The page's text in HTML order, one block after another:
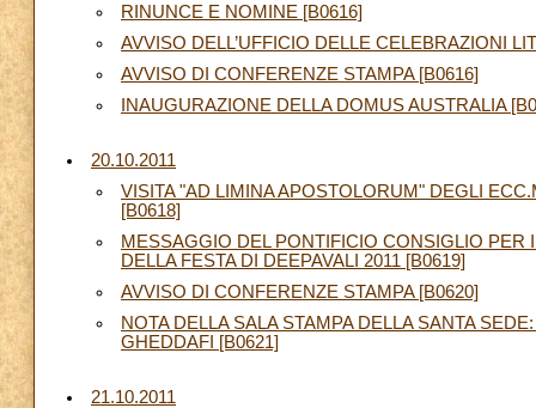
RINUNCE E NOMINE [B0616]
AVVISO DELL’UFFICIO DELLE CELEBRAZIONI
AVVISO DI CONFERENZE STAMPA [B0616]
INAUGURAZIONE DELLA DOMUS AUSTRALIA
20.10.2011
VISITA "AD LIMINA APOSTOLORUM" DEGLI
[B0618]
MESSAGGIO DEL PONTIFICIO CONSIGLIO
DELLA FESTA DI DEEPAVALI 2011 [B0619]
AVVISO DI CONFERENZE STAMPA [B0620]
NOTA DELLA SALA STAMPA DELLA SANTA
GHEDDAFI [B0621]
21.10.2011